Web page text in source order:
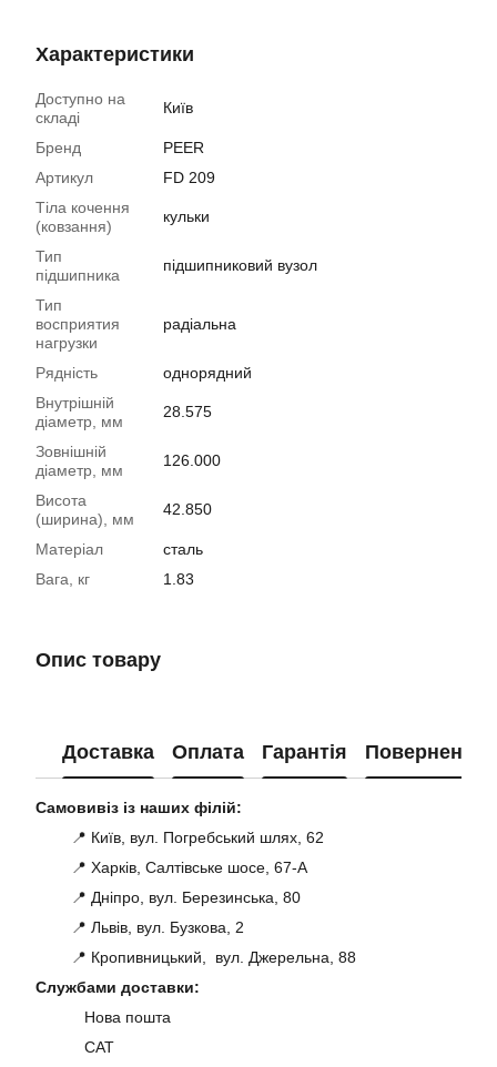
Характеристики
Доступно на
складі
Київ
Бренд
PEER
Артикул
FD 209
Тіла кочення
(ковзання)
кульки
Тип
підшипника
підшипниковий вузол
Тип
восприятия
нагрузки
радіальна
Рядність
однорядний
Внутрішній
діаметр, мм
28.575
Зовнішній
діаметр, мм
126.000
Висота
(ширина), мм
42.850
Матеріал
сталь
Вага, кг
1.83
Опис товару
Доставка Оплата Гарантія Повернення
Самовивіз із наших філій:
📍 Київ, вул. Погребський шлях, 62
📍 Харків, Салтівське шосе, 67-А
📍 Дніпро, вул. Березинська, 80
📍 Львів, вул. Бузкова, 2
📍 Кропивницький, вул. Джерельна, 88
Службами доставки:
Нова пошта
САТ